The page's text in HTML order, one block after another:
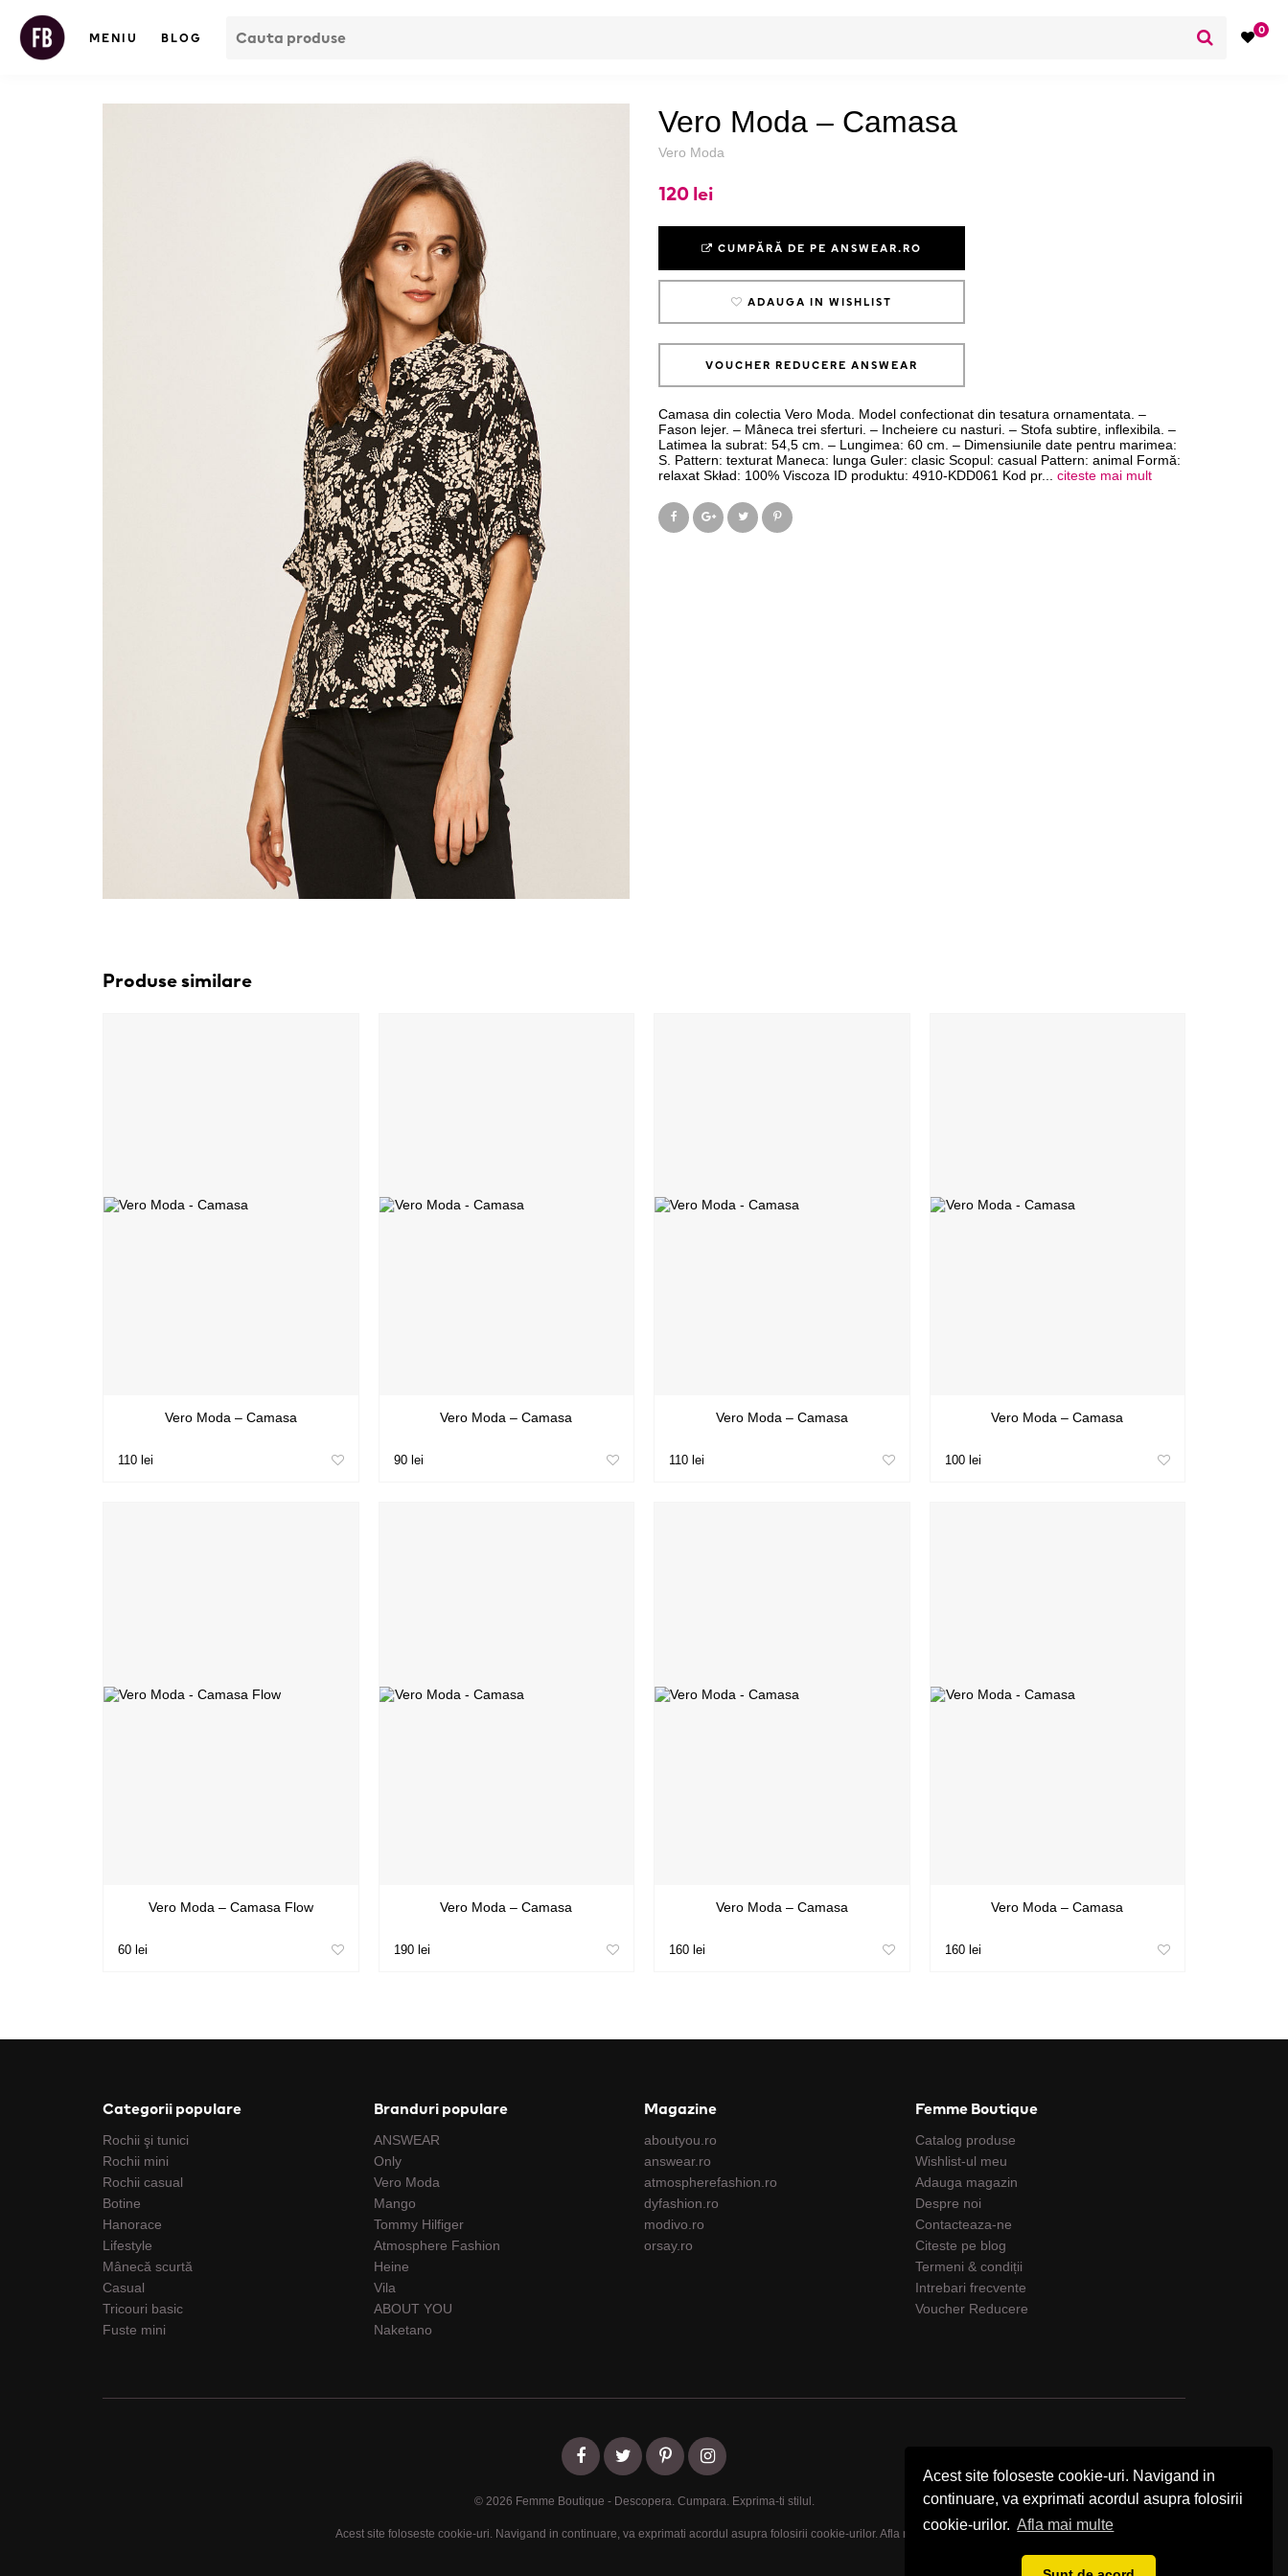
Acest site foloseste cookie-uri. Navigand in
continuare, va exprimati acordul asupra folosirii
cookie-urilor. Afla mai multe
MENIU BLOG 0
Vero Moda – Camasa
Vero Moda
120 lei
CUMPĂRĂ DE PE ANSWEAR.RO
ADAUGA IN WISHLIST
VOUCHER REDUCERE ANSWEAR
Camasa din colectia Vero Moda. Model confectionat din tesatura ornamentata. –
Fason lejer. – Mâneca trei sferturi. – Incheiere cu nasturi. – Stofa subtire, inflexibila. –
Latimea la subrat: 54,5 cm. – Lungimea: 60 cm. – Dimensiunile date pentru marimea:
S. Pattern: texturat Maneca: lunga Guler: clasic Scopul: casual Pattern: animal Formă:
relaxat Skład: 100% Viscoza ID produktu: 4910-KDD061 Kod pr... citeste mai mult
Produse similare
Vero Moda – Camasa
110 lei
Vero Moda – Camasa
90 lei
Vero Moda – Camasa
110 lei
Vero Moda – Camasa
100 lei
Vero Moda – Camasa Flow
60 lei
Vero Moda – Camasa
190 lei
Vero Moda – Camasa
160 lei
Vero Moda – Camasa
160 lei
Categorii populare
Rochii şi tunici
Rochii mini
Rochii casual
Botine
Hanorace
Lifestyle
Mânecă scurtă
Casual
Tricouri basic
Fuste mini
Branduri populare
ANSWEAR
Only
Vero Moda
Mango
Tommy Hilfiger
Atmosphere Fashion
Heine
Vila
ABOUT YOU
Naketano
Magazine
aboutyou.ro
answear.ro
atmospherefashion.ro
dyfashion.ro
modivo.ro
orsay.ro
Femme Boutique
Catalog produse
Wishlist-ul meu
Adauga magazin
Despre noi
Contacteaza-ne
Citeste pe blog
Termeni & condiții
Intrebari frecvente
Voucher Reducere
© 2026 Femme Boutique - Descopera. Cumpara. Exprima-ti stilul.
Acest site foloseste cookie-uri. Navigand in continuare, va exprimati acordul asupra folosirii cookie-urilor.Afla mai multe